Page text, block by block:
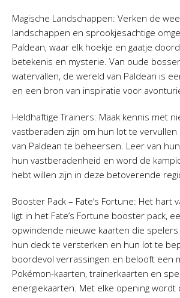
Magische Landschappen: Verken de
landschappen en sprookjesachtige
Paldean, waar elk hoekje en gaatje
betekenis en mysterie. Van oude
watervallen, de wereld van Paldean is
en een bron van inspiratie voor
Heldhaftige Trainers: Maak kennis met
vastberaden zijn om hun lot te
van Paldean te beheersen. Leer van
hun vastberadenheid en word de
hebt willen zijn in deze betoverende
Booster Pack – Fate’s Fortune: Het hart
ligt in het Fate’s Fortune booster pack,
opwindende nieuwe kaarten die
hun deck te versterken en hun lot te
boordevol verrassingen en belooft een
Pokémon-kaarten, trainerkaarten en
energiekaarten. Met elke opening wordt